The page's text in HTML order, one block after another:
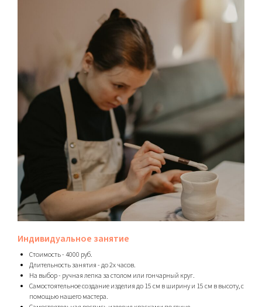
Индивидуальное занятие
Стоимость - 4000 руб.
Длительность занятия - до 2х часов.
На выбор - ручная лепка за столом или гончарный круг.
Самостоятельное создание изделия до 15 см в ширину и 15 см в высоту, с
помощью нашего мастера.